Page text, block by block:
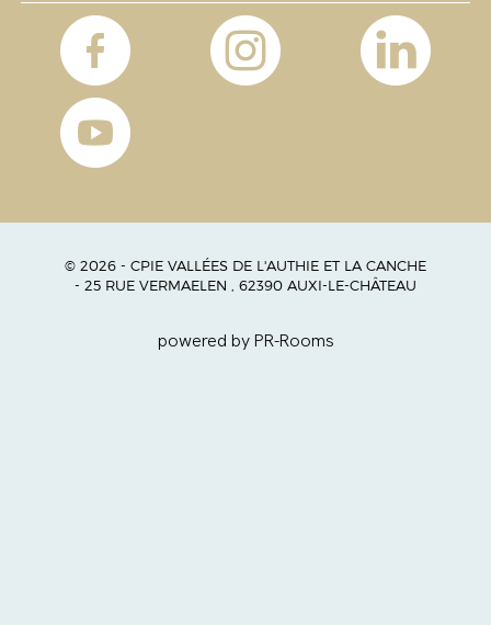
© 2026 - CPIE VALLÉES DE L'AUTHIE ET LA CANCHE
- 25 RUE VERMAELEN , 62390 AUXI-LE-CHÂTEAU
powered by PR-Rooms